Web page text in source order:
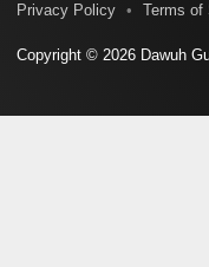
Privacy Policy
Terms of
Copyright © 2026 Dawuh